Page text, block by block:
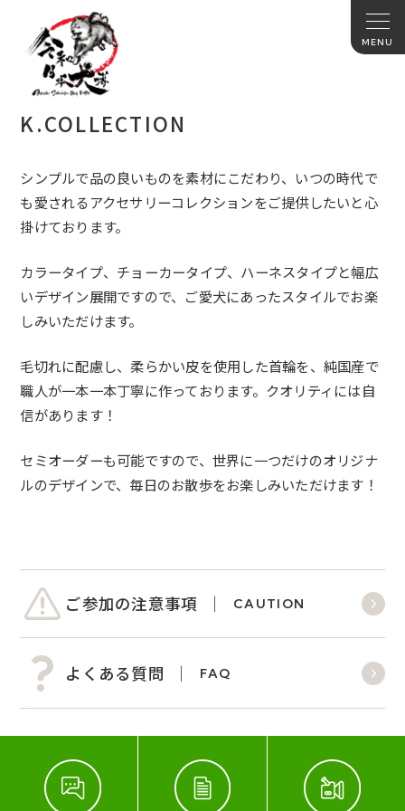
K.COLLECTION
シンプルで品の良いものを素材にこだわり、いつの時代で
も愛されるアクセサリーコレクションをご提供したいと心
掛けております。
カラータイプ、チョーカータイプ、ハーネスタイプと幅広
いデザイン展開ですので、ご愛犬にあったスタイルでお楽
しみいただけます。
毛切れに配慮し、柔らかい皮を使用した首輪を、純国産で
職人が一本一本丁寧に作っております。クオリティには自
信があります！
セミオーダーも可能ですので、世界に一つだけのオリジナ
ルのデザインで、毎日のお散歩をお楽しみいただけます！
ご参加の注意事項 CAUTION
よくある質問 FAQ